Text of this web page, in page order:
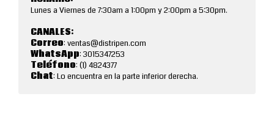
Lunes a Viernes de 7:30am a 1:00pm y 2:00pm a 5:30pm.
CANALES:
Correo: ventas@distripen.com
WhatsApp: 3015347253
Teléfono: (1) 4824377
Chat: Lo encuentra en la parte inferior derecha.